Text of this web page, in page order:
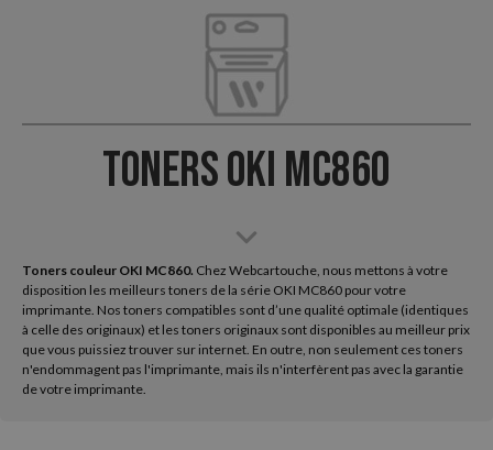
Toners OKI MC860
Toners couleur OKI MC860. Chez Webcartouche, nous mettons à votre
disposition les meilleurs toners de la série OKI MC860 pour votre
imprimante. Nos toners compatibles sont d’une qualité optimale (identiques
à celle des originaux) et les toners originaux sont disponibles au meilleur prix
que vous puissiez trouver sur internet. En outre, non seulement ces toners
n'endommagent pas l'imprimante, mais ils n'interfèrent pas avec la garantie
de votre imprimante.